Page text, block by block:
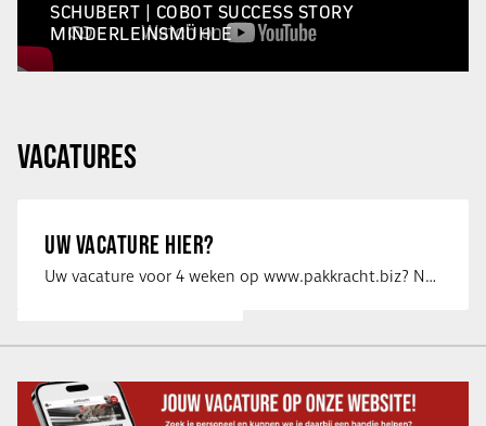
SCHUBERT | COBOT SUCCESS STORY
MINDERLEINSMÜHLE
VACATURES
UW VACATURE HIER?
Uw vacature voor 4 weken op www.pakkracht.biz? Neem dan contact op met Yannick van …